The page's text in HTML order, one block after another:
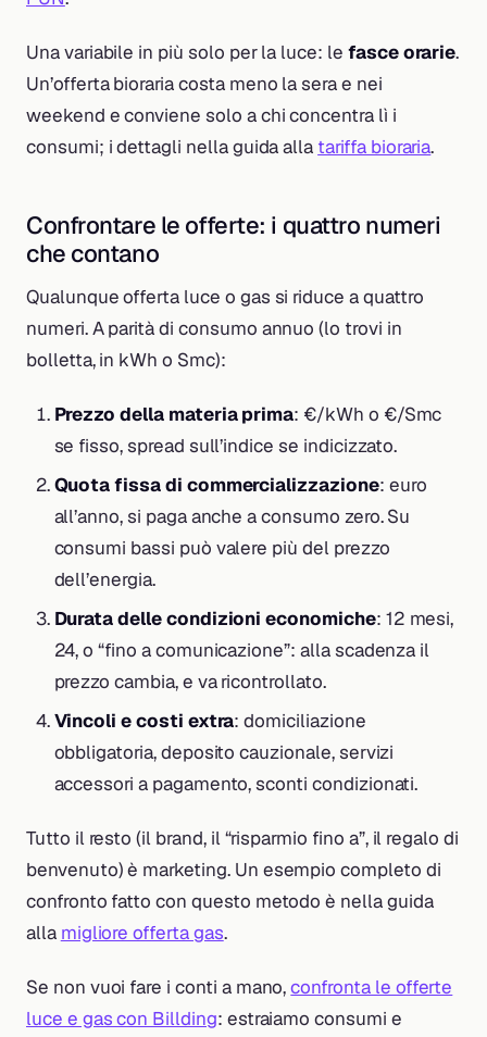
Una variabile in più solo per la luce: le fasce orarie.
Un’offerta bioraria costa meno la sera e nei
weekend e conviene solo a chi concentra lì i
consumi; i dettagli nella guida alla tariffa bioraria.
Confrontare le offerte: i quattro numeri
che contano
Qualunque offerta luce o gas si riduce a quattro
numeri. A parità di consumo annuo (lo trovi in
bolletta, in kWh o Smc):
Prezzo della materia prima: €/kWh o €/Smc
se fisso, spread sull’indice se indicizzato.
Quota fissa di commercializzazione: euro
all’anno, si paga anche a consumo zero. Su
consumi bassi può valere più del prezzo
dell’energia.
Durata delle condizioni economiche: 12 mesi,
24, o “fino a comunicazione”: alla scadenza il
prezzo cambia, e va ricontrollato.
Vincoli e costi extra: domiciliazione
obbligatoria, deposito cauzionale, servizi
accessori a pagamento, sconti condizionati.
Tutto il resto (il brand, il “risparmio fino a”, il regalo di
benvenuto) è marketing. Un esempio completo di
confronto fatto con questo metodo è nella guida
alla migliore offerta gas.
Se non vuoi fare i conti a mano,confronta le offerte
luce e gas con Billding: estraiamo consumi e